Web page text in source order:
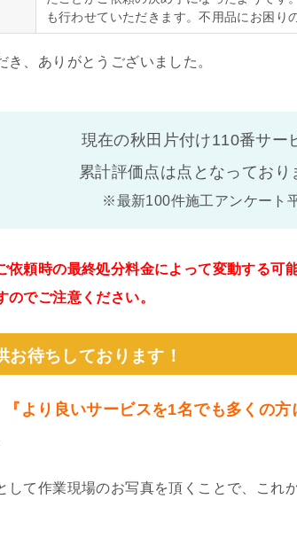
も行わせていただきます。不用品にお困り
き、ありがとうございました。
現在の秋田片付け110番サー
累計評価点は点となっており
※最新100件施工アンケート
頼時の最終処分料金によって変動する可
のでご注意ください。
お待ちしております！
『より良いサービスを1名でも多くの方
して作業現場のお写真を頂くことで、これ